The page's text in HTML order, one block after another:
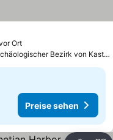
OrtPreise sehen
Bezirk von Kastelli
Preise sehen